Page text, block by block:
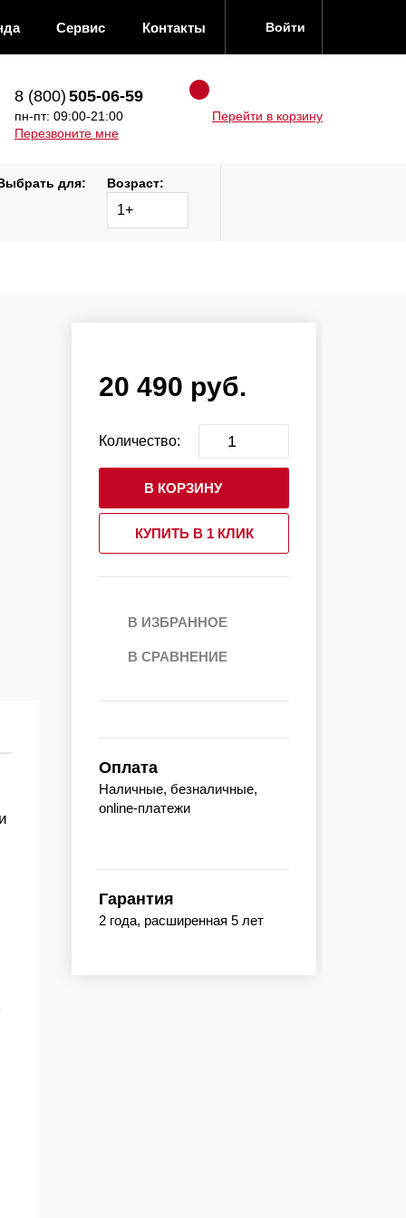
Сервис Контакты Войти
8 (800) 505-06-59
пн-пт: 09:00-21:00
Перезвоните мне
Перейти в корзину
для: Возраст:
1+
20 490 руб.
Количество:
В КОРЗИНУ
КУПИТЬ В 1 КЛИК
В ИЗБРАННОЕ
В СРАВНЕНИЕ
Оплата
Наличные, безналичные,
online-платежи
Гарантия
2 года, расширенная 5 лет